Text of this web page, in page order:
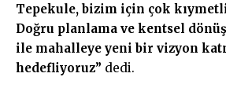
Tepekule, bizim için çok
Doğru planlama ve kentsel
ile mahalleye yeni bir vizyon
hedefliyoruz” dedi.